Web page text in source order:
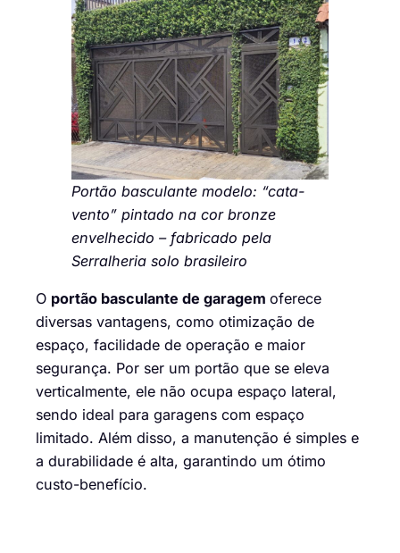
Portão basculante modelo: “cata-
vento” pintado na cor bronze
envelhecido – fabricado pela
Serralheria solo brasileiro
O portão basculante de garagem oferece
diversas vantagens, como otimização de
espaço, facilidade de operação e maior
segurança. Por ser um portão que se eleva
verticalmente, ele não ocupa espaço lateral,
sendo ideal para garagens com espaço
limitado. Além disso, a manutenção é simples e
a durabilidade é alta, garantindo um ótimo
custo-benefício.